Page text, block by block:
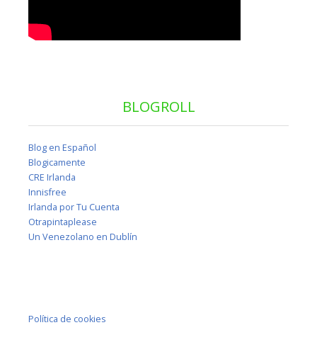
BLOGROLL
Blog en Español
Blogicamente
CRE Irlanda
Innisfree
Irlanda por Tu Cuenta
Otrapintaplease
Un Venezolano en Dublín
Política de cookies